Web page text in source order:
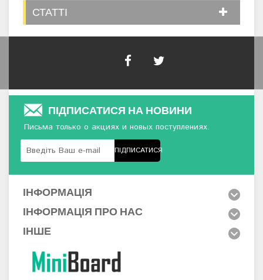
СТАТТІ
ПІДПИСАТИСЯ НА НОВИНИ
Письма только о акциях и новых поступлениях.
ПІДПИСАТИСЯ
ІНФОРМАЦІЯ
ІНФОРМАЦІЯ ПРО НАС
ІНШЕ